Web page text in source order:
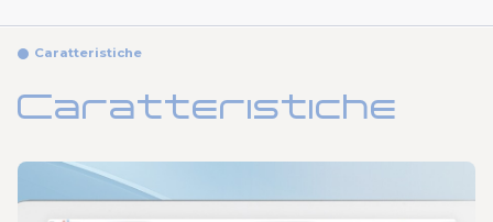
Caratteristiche
Caratteristiche